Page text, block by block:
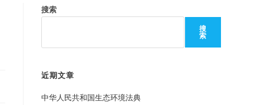
搜索
搜
索
近期文章
中华人民共和国生态环境法典